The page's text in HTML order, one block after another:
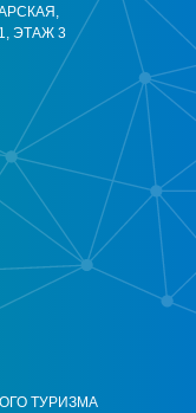
ТУРИЗМА
ЭТАЖ 3